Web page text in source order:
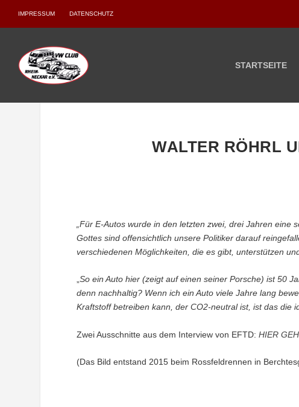
IMPRESSUM DATENSCHUTZ
STARTSEITE
WALTER RÖHRL
„Für E-Autos wurde in den letzten zwei, drei Jahren
Gottes sind offensichtlich unsere Politiker darauf
verschiedenen Möglichkeiten, die es gibt, unterstützen
„So ein Auto hier (zeigt auf einen seiner Porsche) ist 50
denn nachhaltig? Wenn ich ein Auto viele Jahre lang
Kraftstoff betreiben kann, der CO2-neutral ist, ist das die
Zwei Ausschnitte aus dem Interview von EFTD:HIER
(Das Bild entstand 2015 beim Rossfeldrennen in